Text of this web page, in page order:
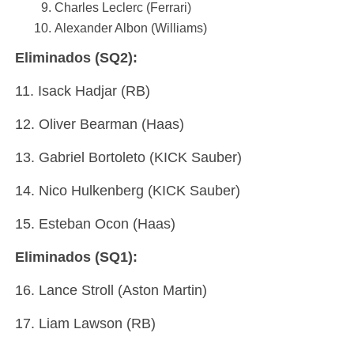
Charles Leclerc (Ferrari)
Alexander Albon (Williams)
Eliminados (SQ2):
11. Isack Hadjar (RB)
12. Oliver Bearman (Haas)
13. Gabriel Bortoleto (KICK Sauber)
14. Nico Hulkenberg (KICK Sauber)
15. Esteban Ocon (Haas)
Eliminados (SQ1):
16. Lance Stroll (Aston Martin)
17. Liam Lawson (RB)